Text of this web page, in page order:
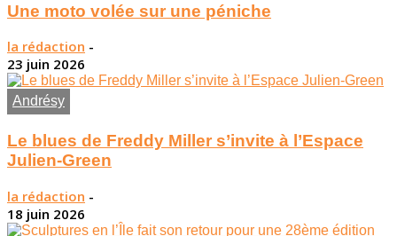
Une moto volée sur une péniche
la rédaction -
23 juin 2026
Andrésy
Le blues de Freddy Miller s’invite à l’Espace
Julien-Green
la rédaction -
18 juin 2026